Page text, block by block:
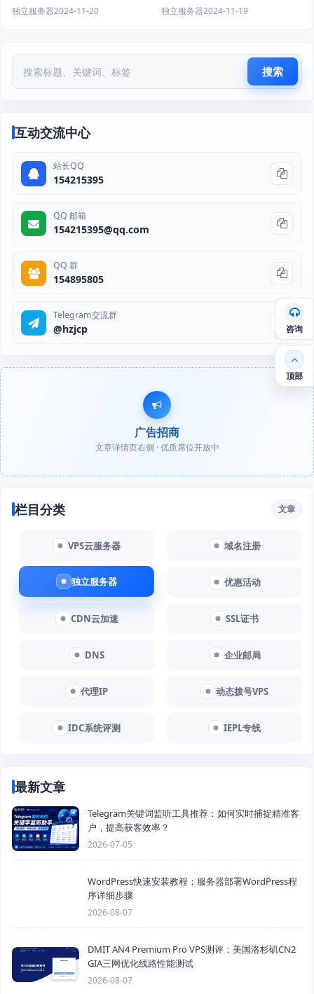
独立服务器2024-11-20 独立服务器2024-11-19
搜索
互动交流中心
站长QQ
154215395
QQ 邮箱
154215395@qq.com
QQ 群
154895805
Telegram交流群
@hzjcp
广告招商
文章详情页右侧 · 优质席位开放中
栏目分类 文章
VPS云服务器 域名注册
独立服务器 优惠活动
CDN云加速 SSL证书
DNS 企业邮局
代理IP 动态拨号VPS
IDC系统评测 IEPL专线
最新文章
Telegram关键词监听工具推荐：如何实时捕捉精准客
户，提高获客效率？
2026-07-05
WordPress快速安装教程：服务器部署WordPress程
序详细步骤
2026-08-07
DMIT AN4 Premium Pro VPS测评：美国洛杉矶CN2
GIA三网优化线路性能测试
2026-08-07
咨询
顶部